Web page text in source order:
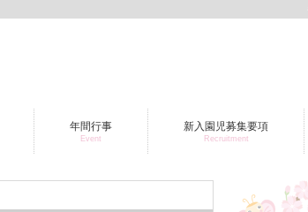
年間行事
Event
新入園児募集要項
Recruitment